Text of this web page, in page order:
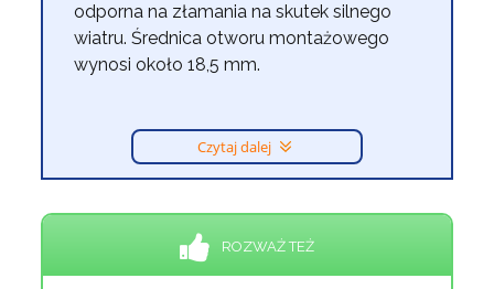
odporna na złamania na skutek silnego
wiatru. Średnica otworu montażowego
wynosi około 18,5 mm.
Czytaj dalej
ROZWAŻ TEŻ